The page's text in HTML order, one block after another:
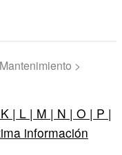
>
K | L | M | N | O | P |
información